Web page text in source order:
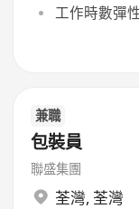
工作時數彈
兼職
包裝員
聯盛集團
荃灣, 荃灣